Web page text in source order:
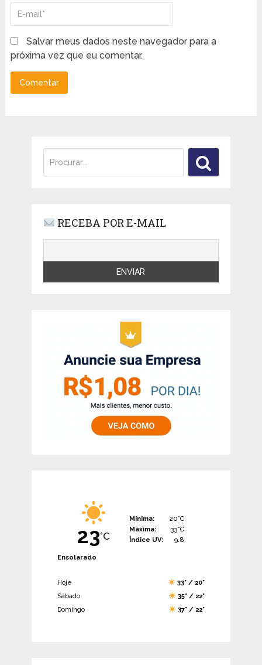
Salvar meus dados neste navegador para a
próxima vez que eu comentar.
RECEBA POR E-MAIL
23°C
Mínima:
20°C
Máxima:
33°C
Índice UV:
9.8
Ensolarado
Hoje
33° / 20°
Sábado
35° / 22°
Domingo
37° / 22°